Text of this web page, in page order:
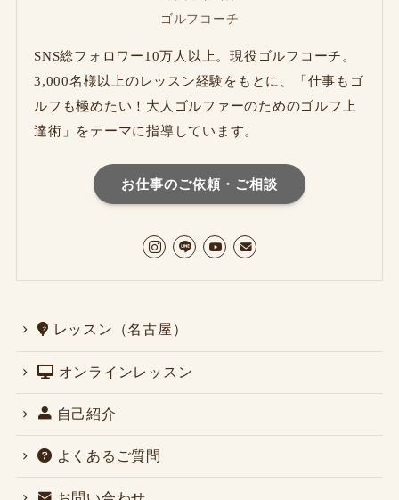
ゴルフコーチ
SNS総フォロワー10万人以上。現役ゴルフコーチ。
3,000名様以上のレッスン経験をもとに、「仕事もゴ
ルフも極めたい！大人ゴルファーのためのゴルフ上
達術」をテーマに指導しています。
お仕事のご依頼・ご相談
レッスン（名古屋）
オンラインレッスン
自己紹介
よくあるご質問